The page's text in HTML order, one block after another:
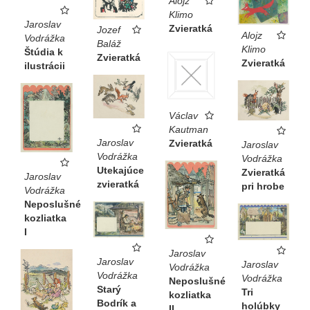
Jaroslav
Vodrážka
Štúdia k
ilustrácii
Jozef
Baláž
Zvieratká
Klimo
Zvieratká
Alojz
Klimo
Zvieratká
Václav
Kautman
Zvieratká
Jaroslav
Vodrážka
Utekajúce
zvieratká
Jaroslav
Vodrážka
Zvieratká
pri hrobe
Jaroslav
Vodrážka
Neposlušné
kozliatka
I
Jaroslav
Vodrážka
Neposlušné
kozliatka
Jaroslav
Vodrážka
Starý
Bodrík a
Jaroslav
Vodrážka
Tri
holúbky